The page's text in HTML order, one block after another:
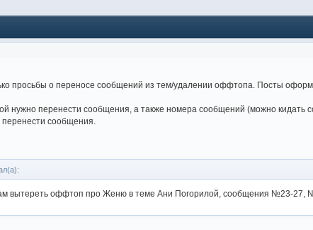
просьбы о переносе сообщений из тем/удалении оффтопа. Посты
нужно перенести сообщения, а также номера сообщений (можно
сообщения.
вытереть оффтоп про Женю в теме Ани Погорилой, сообщения №23-